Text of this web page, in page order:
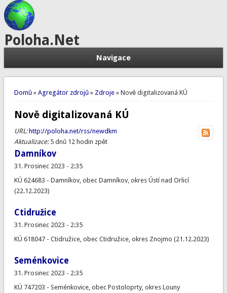
Poloha.Net
Navigace
Jste zde
Domů» Agregátor zdrojů» Zdroje» Nově digitalizovaná KÚ
Nově digitalizovaná KÚ
URL: http://poloha.net/rss/newdkm
Aktualizace:5 dnů 12 hodin zpět
Damníkov
31. Prosinec 2023 - 2:35
KÚ 624683 - Damníkov, obec Damníkov, okres Ústí nad Orlicí
(22.12.2023)
Ctidružice
31. Prosinec 2023 - 2:35
KÚ 618047 - Ctidružice, obec Ctidružice, okres Znojmo (21.12.2023)
Seménkovice
31. Prosinec 2023 - 2:35
KÚ 747203 - Seménkovice, obec Postoloprty, okres Louny